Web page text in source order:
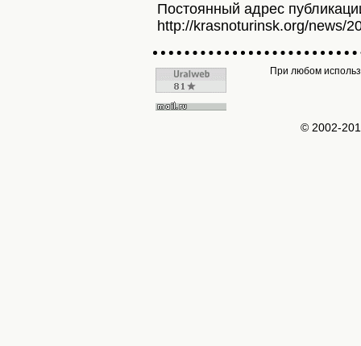
Постоянный адрес
http://krasnoturinsk.org/news/
При любом
© 2002-